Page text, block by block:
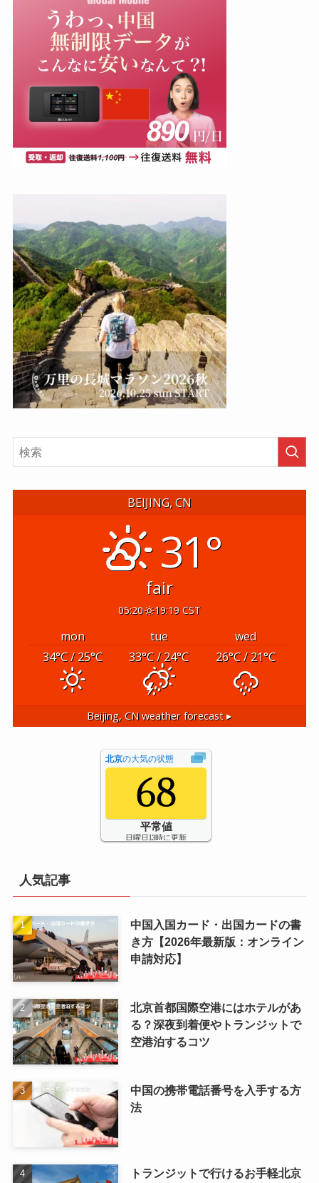
BEIJING, CN
31°
fair
05:20 19:19 CST
mon tue
wed
34°C/ 25°C 33°C/ 24°C 26°C/ 21°C
Beijing, CN weather forecast ▸
北京の大気の状態
68
平常値
日曜日13時に更新
人気記事
中国入国カード・出国カードの書
き方【2026年最新版：オンライン
申請対応】
北京首都国際空港にはホテルがあ
る？深夜到着便やトランジットで
空港泊するコツ
中国の携帯電話番号を入手する方
法
トランジットで行けるお手軽北京